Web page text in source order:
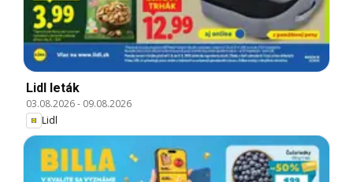
Lidl leták
03.08.2026- 09.08.2026
Lidl